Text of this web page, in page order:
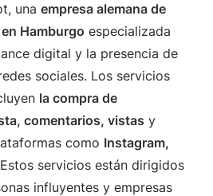
una empresa alemana de
Hamburgo especializada
digital y la presencia de
sociales. Los servicios
la compra de
comentarios, vistas y
como Instagram,
servicios están dirigidos
influyentes y empresas